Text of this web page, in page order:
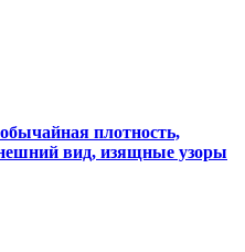
плотность,
вид, изящные узоры